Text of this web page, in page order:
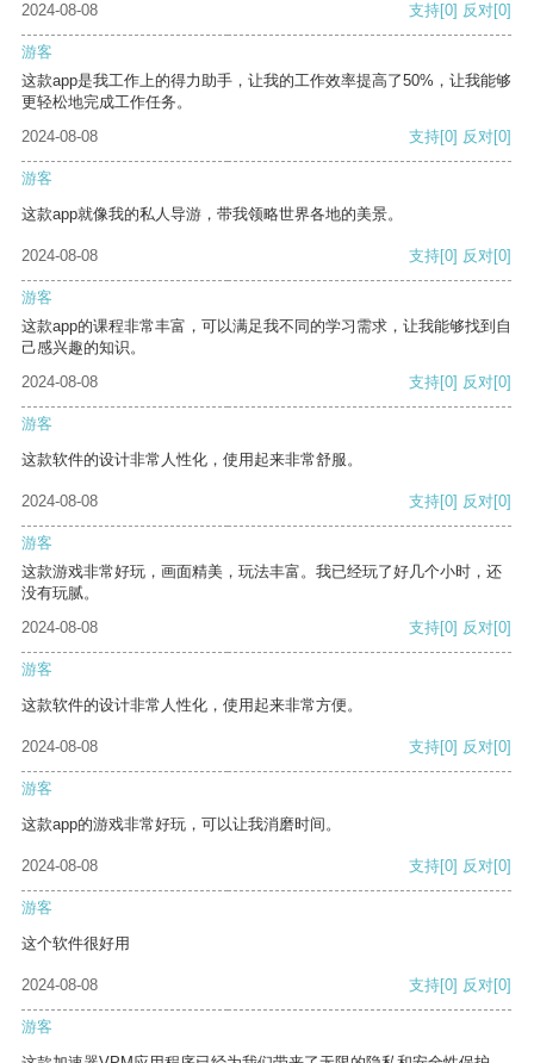
2024-08-08 支持[0] 反对[0]
游客
这款app是我工作上的得力助手，让我的工作效率提高了50%，让我能够
更轻松地完成工作任务。
2024-08-08
支持[0] 反对[0]
游客
这款app就像我的私人导游，带我领略世界各地的美景。
2024-08-08 支持[0] 反对[0]
游客
这款app的课程非常丰富，可以满足我不同的学习需求，让我能够找到自
己感兴趣的知识。
2024-08-08
支持[0] 反对[0]
游客
这款软件的设计非常人性化，使用起来非常舒服。
2024-08-08 支持[0] 反对[0]
游客
这款游戏非常好玩，画面精美，玩法丰富。我已经玩了好几个小时，还
没有玩腻。
2024-08-08
支持[0] 反对[0]
游客
这款软件的设计非常人性化，使用起来非常方便。
2024-08-08 支持[0] 反对[0]
游客
这款app的游戏非常好玩，可以让我消磨时间。
2024-08-08 支持[0] 反对[0]
游客
这个软件很好用
2024-08-08 支持[0] 反对[0]
游客